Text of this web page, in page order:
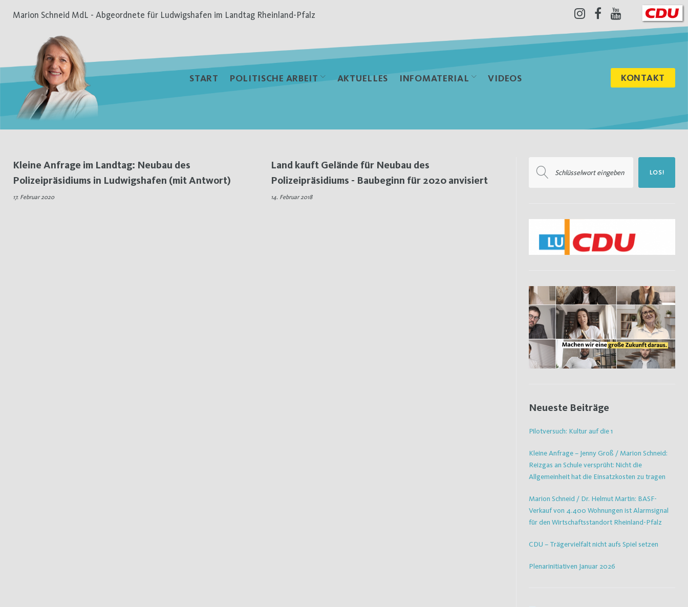
Inhalt
Marion Schneid MdL - Abgeordnete für Ludwigshafen im Landtag Rheinland-Pfalz
Instagram
Facebook
Youtube
START POLITISCHE ARBEIT AKTUELLES INFOMATERIAL VIDEOS KONTAKT
Schlagwort:
Polizeipräsidium
Kleine Anfrage im Landtag: Neubau des
Polizeipräsidiums in Ludwigshafen (mit Antwort)
17. Februar 2020
Land kauft Gelände für Neubau des
Polizeipräsidiums - Baubeginn für 2020 anvisiert
14. Februar 2018
nach:
LOS!
Neueste Beiträge
Pilotversuch: Kultur auf die 1
Kleine Anfrage – Jenny Groß / Marion Schneid:
Reizgas an Schule versprüht: Nicht die
Allgemeinheit hat die Einsatzkosten zu tragen
Marion Schneid / Dr. Helmut Martin: BASF-
Verkauf von 4.400 Wohnungen ist Alarmsignal
für den Wirtschaftsstandort Rheinland-Pfalz
CDU – Trägervielfalt nicht aufs Spiel setzen
Plenarinitiativen Januar 2026